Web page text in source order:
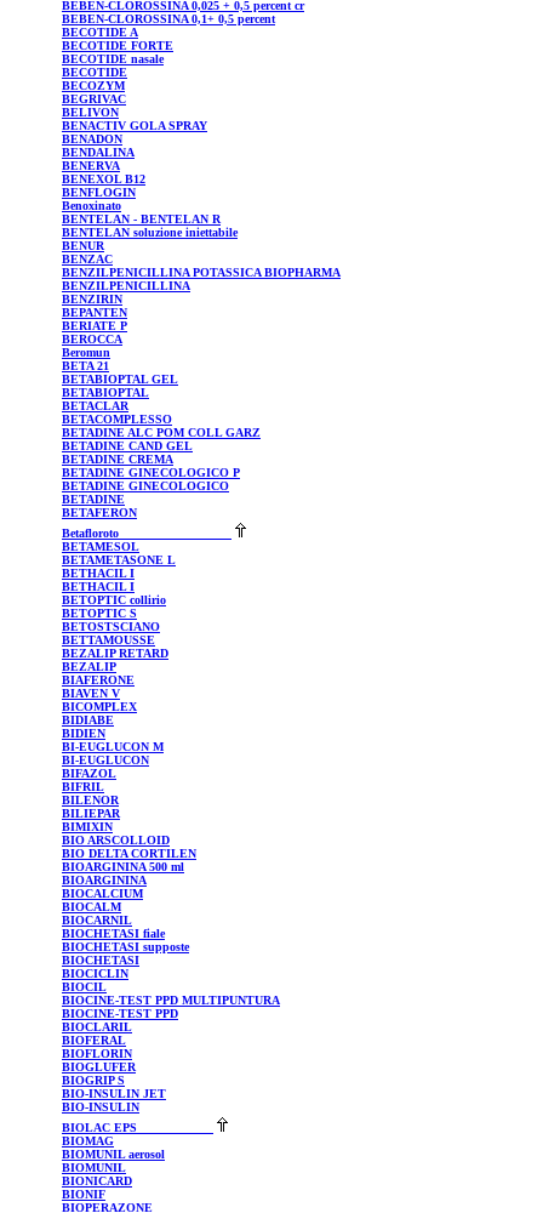
BEBEN-CLOROSSINA0,025 + 0,5 percent cr
BEBEN-CLOROSSINA0,1+ 0,5 percent
BECOTIDE A
BECOTIDE FORTE
BECOTIDE nasale
BECOTIDE
BECOZYM
BEGRIVAC
BELIVON
BENACTIV GOLA SPRAY
BENADON
BENDALINA
BENERVA
BENEXOLB12
BENFLOGIN
Benoxinato
BENTELAN - BENTELAN R
BENTELAN soluzione iniettabile
BENUR
BENZAC
BENZILPENICILLINAPOTASSICA BIOPHARMA
BENZILPENICILLINA
BENZIRIN
BEPANTEN
BERIATE P
BEROCCA
Beromun
BETA 21
BETABIOPTALGEL
BETABIOPTAL
BETACLAR
BETACOMPLESSO
BETADINE ALC POM COLL GARZ
BETADINE CAND GEL
BETADINE CREMA
BETADINE GINECOLOGICO P
BETADINE GINECOLOGICO
BETADINE
BETAFERON
Betafloroto
BETAMESOL
BETAMETASONE L
BETHACILI
BETHACILI
BETOPTIC collirio
BETOPTIC S
BETOSTSCIANO
BETTAMOUSSE
BEZALIPRETARD
BEZALIP
BIAFERONE
BIAVEN V
BICOMPLEX
BIDIABE
BIDIEN
BI-EUGLUCON M
BI-EUGLUCON
BIFAZOL
BIFRIL
BILENOR
BILIEPAR
BIMIXIN
BIO ARSCOLLOID
BIO DELTA CORTILEN
BIOARGININA500 ml
BIOARGININA
BIOCALCIUM
BIOCALM
BIOCARNIL
BIOCHETASI fiale
BIOCHETASI supposte
BIOCHETASI
BIOCICLIN
BIOCIL
BIOCINE-TEST PPD MULTIPUNTURA
BIOCINE-TEST PPD
BIOCLARIL
BIOFERAL
BIOFLORIN
BIOGLUFER
BIOGRIPS
BIO-INSULIN JET
BIO-INSULIN
BIOLAC EPS
BIOMAG
BIOMUNILaerosol
BIOMUNIL
BIONICARD
BIONIF
BIOPERAZONE